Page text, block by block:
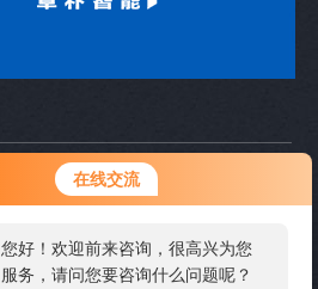
在线交流
您好！欢迎前来咨询，很高兴为您
服务，请问您要咨询什么问题呢？
zopo2023@zopocnc.com